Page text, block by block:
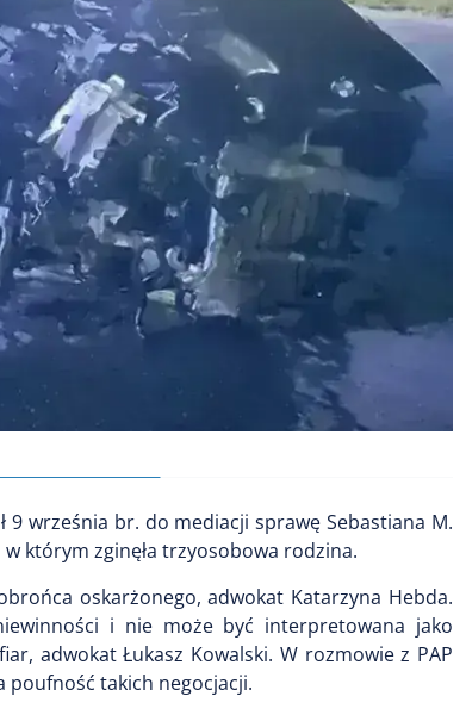
września br. do mediacji sprawę Sebastiana M.
którym zginęła trzyosobowa rodzina.
oskarżonego, adwokat Katarzyna Hebda.
i nie może być interpretowana jako
adwokat Łukasz Kowalski. W rozmowie z PAP
poufność takich negocjacji.